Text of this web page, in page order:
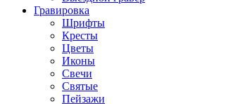
Гравировка
Шрифты
Кресты
Цветы
Иконы
Свечи
Святые
Пейзажи